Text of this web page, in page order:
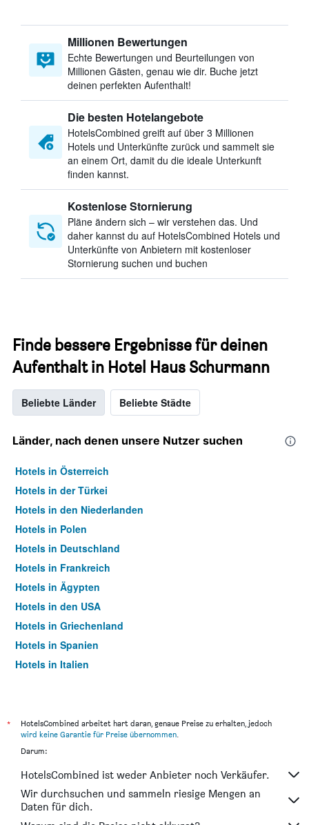
Millionen Bewertungen
Echte Bewertungen und Beurteilungen von
Millionen Gästen, genau wie dir. Buche jetzt
deinen perfekten Aufenthalt!
Die besten Hotelangebote
HotelsCombined greift auf über 3 Millionen
Hotels und Unterkünfte zurück und sammelt sie
an einem Ort, damit du die ideale Unterkunft
finden kannst.
Kostenlose Stornierung
Pläne ändern sich – wir verstehen das. Und
daher kannst du auf HotelsCombined Hotels und
Unterkünfte von Anbietern mit kostenloser
Stornierung suchen und buchen
Finde bessere Ergebnisse für deinen
Aufenthalt in Hotel Haus Schurmann
Beliebte Länder Beliebte Städte
Länder, nach denen unsere Nutzer suchen
Hotels in Österreich
Hotels in der Türkei
Hotels in den Niederlanden
Hotels in Polen
Hotels in Deutschland
Hotels in Frankreich
Hotels in Ägypten
Hotels in den USA
Hotels in Griechenland
Hotels in Spanien
Hotels in Italien
*
HotelsCombined arbeitet hart daran, genaue Preise zu erhalten, jedoch
wird keine Garantie für Preise übernommen.
Darum:
HotelsCombined ist weder Anbieter noch Verkäufer.
Wir durchsuchen und sammeln riesige Mengen an
Daten für dich.